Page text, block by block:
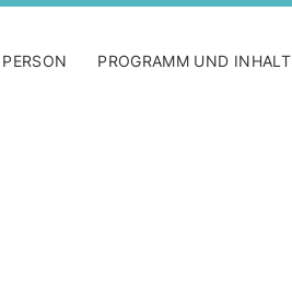
PROGRAMM UND INHALT